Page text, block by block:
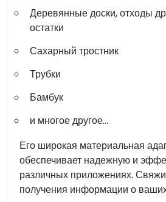
Деревянные доски, отходы
остатки
Сахарный тростник
Трубки
Бамбук
и многое другое…
Его широкая материальная
обеспечивает надежную и
различных приложениях.
получения информации о